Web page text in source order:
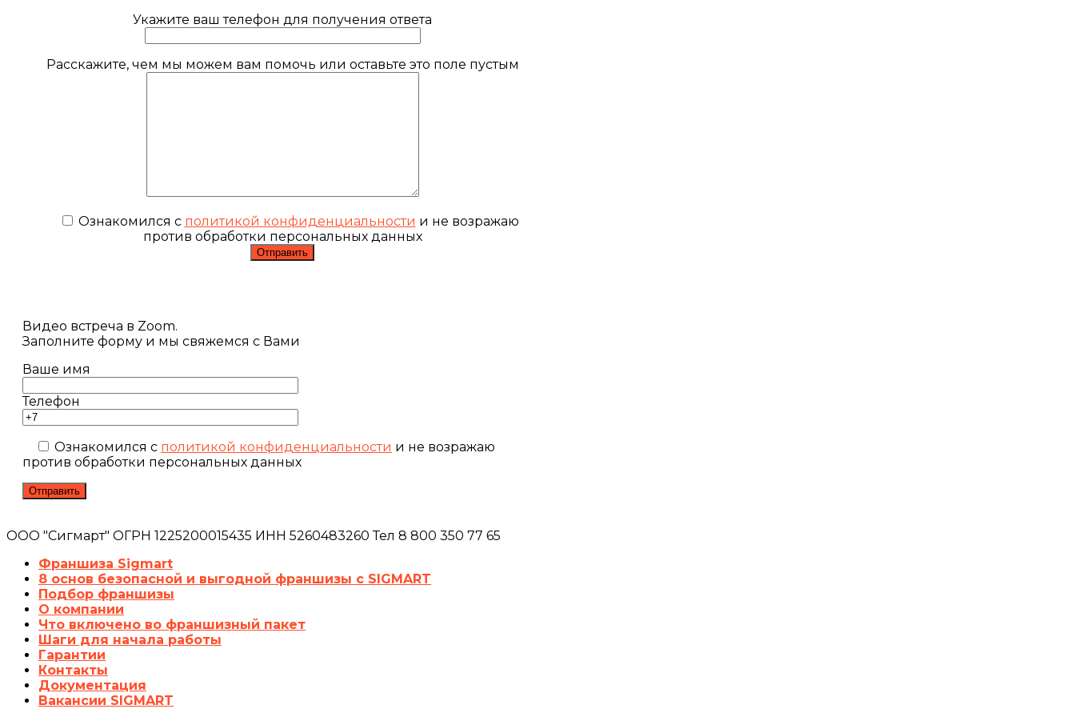
Укажите ваш телефон для получения ответа
Расскажите, чем мы можем вам помочь или оставьте это поле пустым
Ознакомился с политикой конфиденциальности и не возражаю
против обработки персональных данных
Видео встреча в Zoom.
Заполните форму и мы свяжемся с Вами
Ваше имя
Телефон
Ознакомился с политикой конфиденциальности и не возражаю
против обработки персональных данных
ООО "Сигмарт" ОГРН 1225200015435 ИНН 5260483260 Тел 8 800 350 77 65
Франшиза Sigmart
8 основ безопасной и выгодной франшизы с SIGMART
Подбор франшизы
О компании
Что включено во франшизный пакет
Шаги для начала работы
Гарантии
Контакты
Документация
Вакансии SIGMART